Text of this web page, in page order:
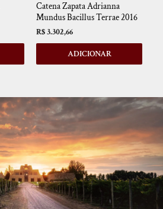
Catena Zapata Adrianna
Mundus Bacillus Terrae 2016
R$ 3.302,66
ADICIONAR